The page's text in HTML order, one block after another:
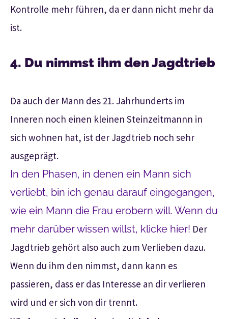
Kontrolle mehr führen, da er dann nicht mehr da
ist.
4. Du nimmst ihm den Jagdtrieb
Da auch der Mann des 21. Jahrhunderts im
Inneren noch einen kleinen Steinzeitmannn in
sich wohnen hat, ist der Jagdtrieb noch sehr
ausgeprägt.
In den Phasen, in denen ein Mann sich
verliebt, bin ich genau darauf eingegangen,
wie ein Mann die Frau erobern will. Wenn du
mehr darüber wissen willst, klicke hier! Der
Jagdtrieb gehört also auch zum Verlieben dazu.
Wenn du ihm den nimmst, dann kann es
passieren, dass er das Interesse an dir verlieren
wird und er sich von dir trennt.